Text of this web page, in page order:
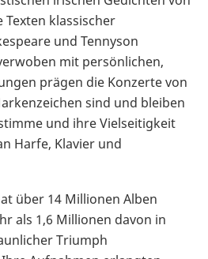
Texten klassischer
und Tennyson
mit persönlichen,
prägen die Konzerte von
sind und bleiben
und ihre Vielseitigkeit
Harfe, Klavier und
über 14 Millionen Alben
als 1,6 Millionen davon in
Triumph